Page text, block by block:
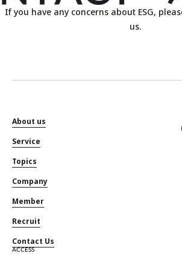
If you have any concerns about ESG,
us.
About us
Service
Topics
Company
Member
Recruit
Contact Us
ACCESS